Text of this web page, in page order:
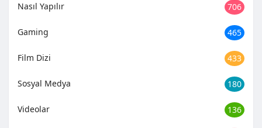
Nasıl Yapılır 706
Gaming 465
Film Dizi 433
Sosyal Medya 180
Videolar 136